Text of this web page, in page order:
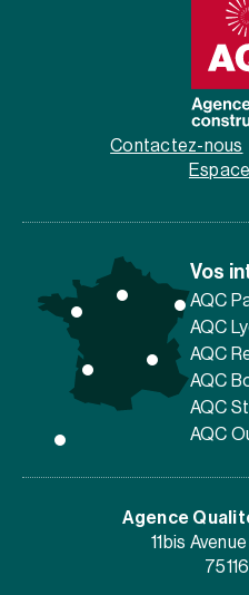
Contactez-nous
Vos
AQC
AQC
AQC
AQC
AQC
AQC
Agence
11bis